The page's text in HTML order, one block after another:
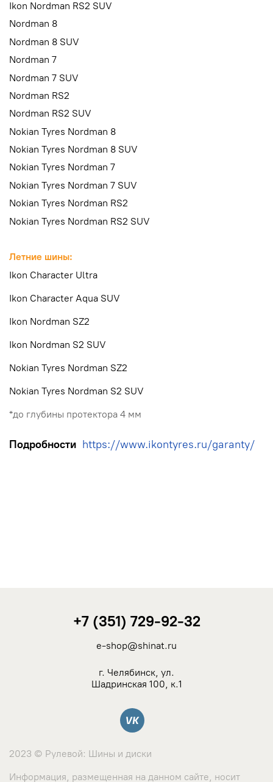
Ikon Nordman RS2 SUV
Nordman 8
Nordman 8 SUV
Nordman 7
Nordman 7 SUV
Nordman RS2
Nordman RS2 SUV
Nokian Tyres Nordman 8
Nokian Tyres Nordman 8 SUV
Nokian Tyres Nordman 7
Nokian Tyres Nordman 7 SUV
Nokian Tyres Nordman RS2
Nokian Tyres Nordman RS2 SUV
Летние шины:
Ikon Character Ultra
Ikon Character Aqua SUV
Ikon Nordman SZ2
Ikon Nordman S2 SUV
Nokian Tyres Nordman SZ2
Nokian Tyres Nordman S2 SUV
*до глубины протектора 4 мм
Подробности https://www.ikontyres.ru/garanty/
+7 (351) 729-92-32
e-shop@shinat.ru
г. Челябинск, ул.
Шадринская 100, к.1
Вконтакте
2023 © Рулевой: Шины и диски
Информация, размещенная на данном сайте, носит